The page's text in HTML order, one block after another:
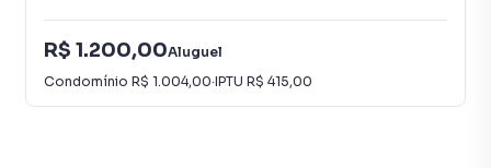
R$ 1.200,00Aluguel
Condomínio R$ 1.004,00·IPTU R$ 415,00